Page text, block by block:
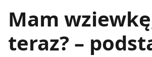
Mam
teraz? –